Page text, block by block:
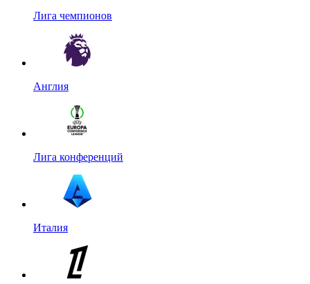
Лига чемпионов
Англия
Лига конференций
Италия